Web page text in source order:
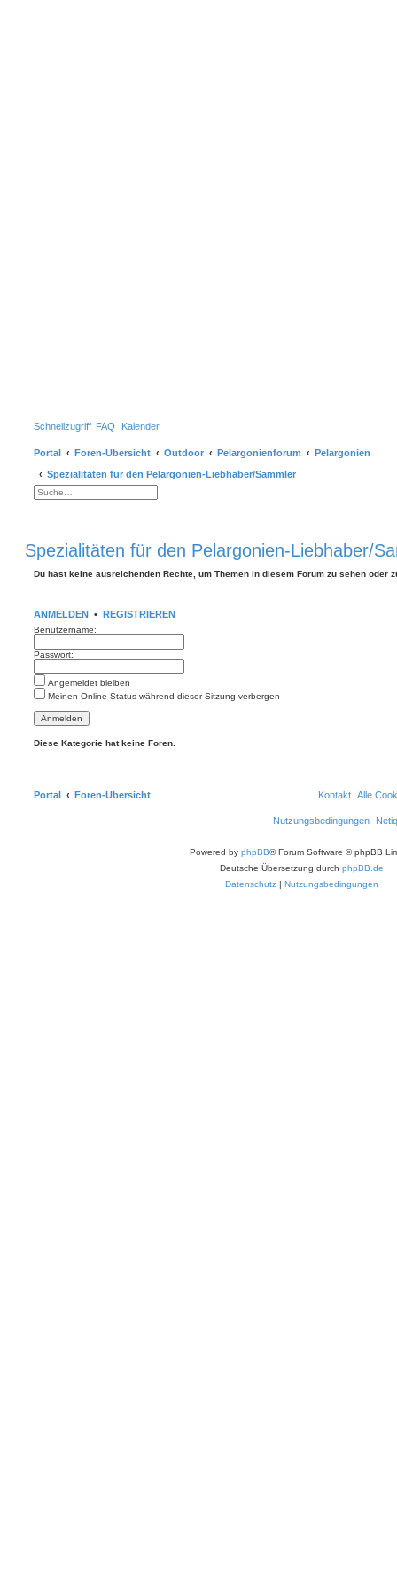
Schnellzugriff FAQ Kalender
Portal Foren-Übersicht Outdoor Pelargonienforum
Pelargonien
Spezialitäten für den Pelargonien-Liebhaber/Sammler
t
e
t
c
e
Spezialitäten für den Pelargonien-Liebhaber/
Du hast keine ausreichenden Rechte, um Themen in diesem Forum zu sehen oder
ANMELDEN • REGISTRIEREN
Benutzername:
Passwort:
Angemeldet bleiben
Meinen Online-Status während dieser Sitzung verbergen
Diese Kategorie hat keine Foren.
Portal Foren-Übersicht Alle
Kontakt
Nutzungsbedingungen
Powered by phpBB® Forum Software © phpBB
Deutsche Übersetzung durch phpBB.de
Datenschutz | Nutzungsbedingungen